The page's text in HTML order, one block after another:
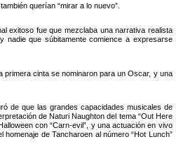
querían “mirar a lo nuevo”.
exitoso fue que mezclaba una narrativa realista
nadie que súbitamente comience a expresarse
primera cinta se nominaron para un Oscar, y una
de que las grandes capacidades musicales de
de Naturi Naughton del tema “Out Here
con “Carn-evil”, y una actuación en vivo
de Tancharoen al número “Hot Lunch”